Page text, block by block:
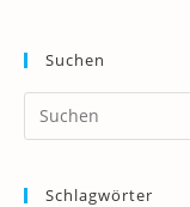
Suchen
Schlagwörter